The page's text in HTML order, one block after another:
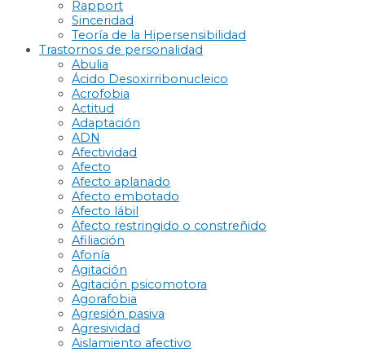
Rapport
Sinceridad
Teoría de la Hipersensibilidad
Trastornos de personalidad
Abulia
Ácido Desoxirribonucleico
Acrofobia
Actitud
Adaptación
ADN
Afectividad
Afecto
Afecto aplanado
Afecto embotado
Afecto lábil
Afecto restringido o constreñido
Afiliación
Afonía
Agitación
Agitación psicomotora
Agorafobia
Agresión pasiva
Agresividad
Aislamiento afectivo